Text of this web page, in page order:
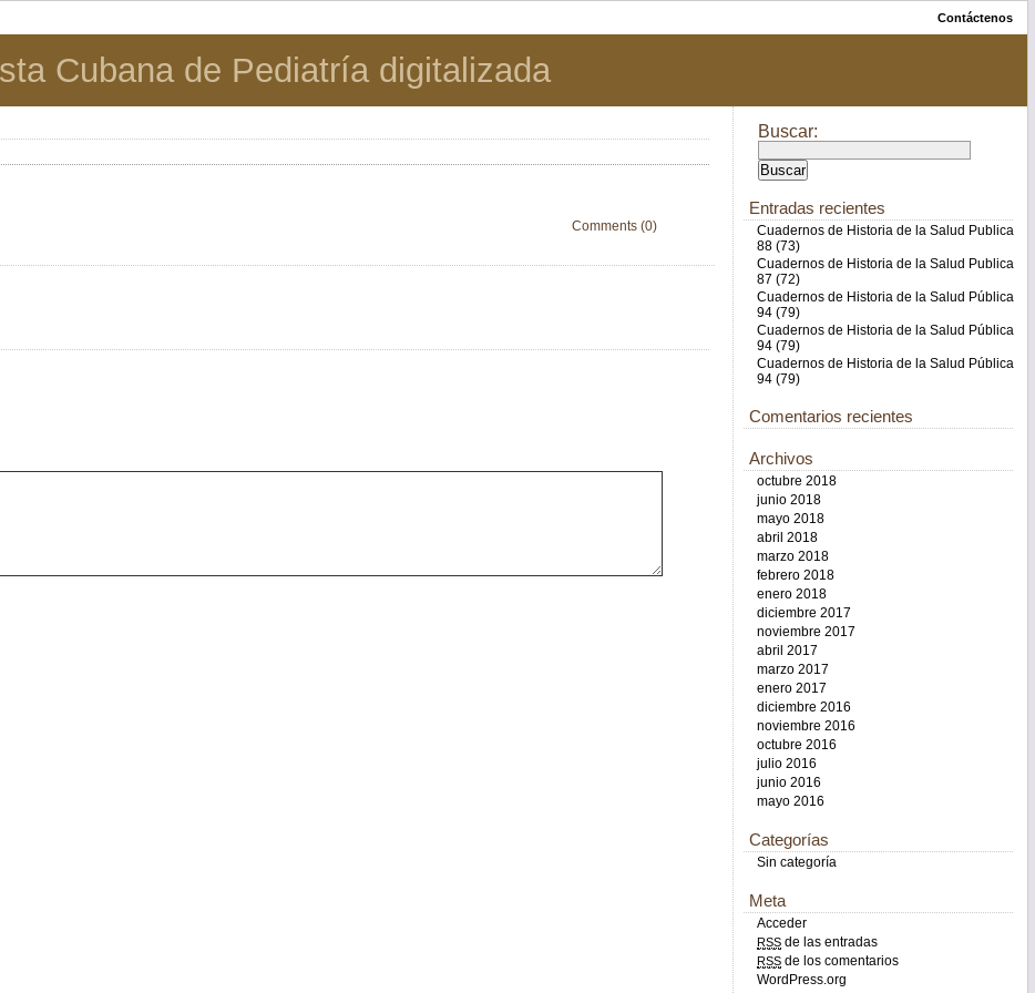
Contáctenos
Cubana de Pediatría digitalizada
Comments (0)
Buscar:
Entradas recientes
Cuadernos de Historia de la Salud Publica
88 (73)
Cuadernos de Historia de la Salud Publica
87 (72)
Cuadernos de Historia de la Salud Pública
94 (79)
Cuadernos de Historia de la Salud Pública
94 (79)
Cuadernos de Historia de la Salud Pública
94 (79)
Comentarios recientes
Archivos
octubre 2018
junio 2018
mayo 2018
abril 2018
marzo 2018
febrero 2018
enero 2018
diciembre 2017
noviembre 2017
abril 2017
marzo 2017
enero 2017
diciembre 2016
noviembre 2016
octubre 2016
julio 2016
junio 2016
mayo 2016
Categorías
Sin categoría
Meta
Acceder
RSS de las entradas
RSS de los comentarios
WordPress.org